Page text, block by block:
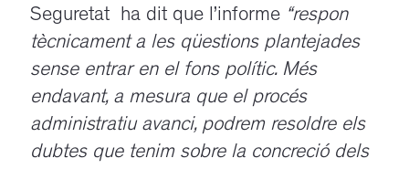
Seguretat ha dit que l’informe “respon
tècnicament a les qüestions plantejades
sense entrar en el fons polític. Més
endavant, a mesura que el procés
administratiu avanci, podrem resoldre els
dubtes que tenim sobre la concreció dels